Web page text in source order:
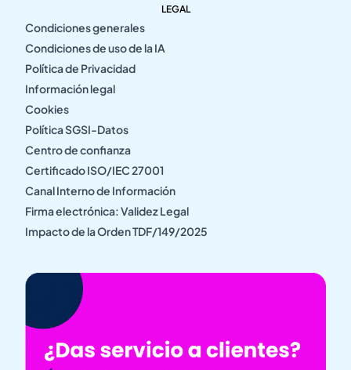
LEGAL
Condiciones generales
Condiciones de uso de la IA
Política de Privacidad
Información legal
Cookies
Política SGSI-Datos
Centro de confianza
Certificado ISO/IEC 27001
Canal Interno de Información
Firma electrónica: Validez Legal
Impacto de la Orden TDF/149/2025